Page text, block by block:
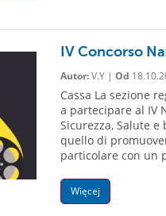
IV Concorso
Autor:V.Y | Od
Cassa La sezione
a partecipare al IV
Sicurezza, Salute
quello di
particolare con un
Więcej